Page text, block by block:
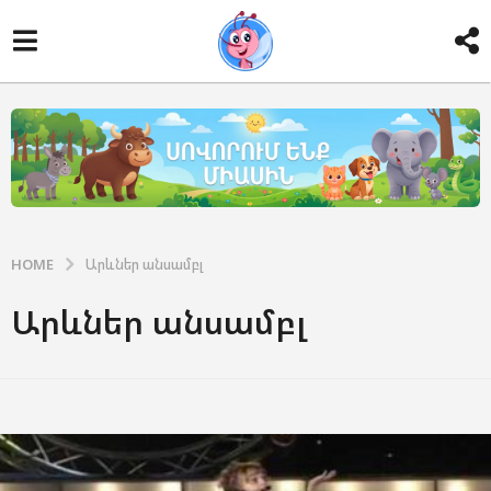
HOME Արևներ անսամբլ
Արևներ անսամբլ